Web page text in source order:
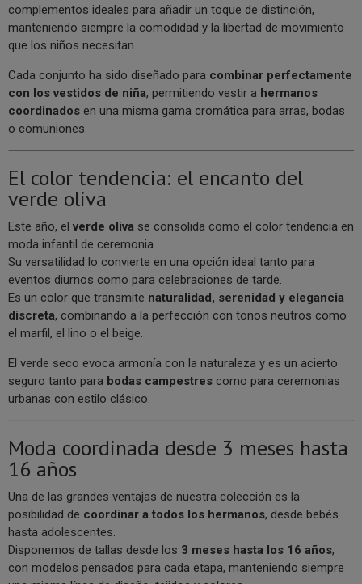
complementos ideales para añadir un toque de distinción,
manteniendo siempre la comodidad y la libertad de movimiento
que los niños necesitan.
Cada conjunto ha sido diseñado para combinar perfectamente
con los vestidos de niña, permitiendo vestir a hermanos
coordinados en una misma gama cromática para arras, bodas
o comuniones.
El color tendencia: el encanto del
verde oliva
Este año, el verde oliva se consolida como el color tendencia en
moda infantil de ceremonia.
Su versatilidad lo convierte en una opción ideal tanto para
eventos diurnos como para celebraciones de tarde.
Es un color que transmite naturalidad, serenidad y elegancia
discreta, combinando a la perfección con tonos neutros como
el marfil, el lino o el beige.
El verde seco evoca armonía con la naturaleza y es un acierto
seguro tanto para bodas campestres como para ceremonias
urbanas con estilo clásico.
Moda coordinada desde 3 meses hasta
16 años
Una de las grandes ventajas de nuestra colección es la
posibilidad de coordinar a todos los hermanos, desde bebés
hasta adolescentes.
Disponemos de tallas desde los 3 meses hasta los 16 años,
con modelos pensados para cada etapa, manteniendo siempre